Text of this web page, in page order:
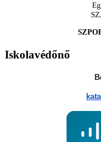
Iskolavédőnő